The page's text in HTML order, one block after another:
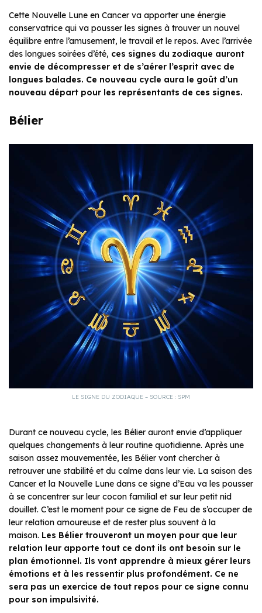
Cette Nouvelle Lune en Cancer va apporter une énergie
conservatrice qui va pousser les signes à trouver un nouvel
équilibre entre l’amusement, le travail et le repos. Avec l’arrivée
des longues soirées d’été, ces signes du zodiaque auront
envie de décompresser et de s’aérer l’esprit avec de
longues balades. Ce nouveau cycle aura le goût d’un
nouveau départ pour les représentants de ces signes.
Bélier
LE SIGNE DU ZODIAQUE – SOURCE : SPM
Durant ce nouveau cycle, les Bélier auront envie d’appliquer
quelques changements à leur routine quotidienne. Après une
saison assez mouvementée, les Bélier vont chercher à
retrouver une stabilité et du calme dans leur vie. La saison des
Cancer et la Nouvelle Lune dans ce signe d’Eau va les pousser
à se concentrer sur leur cocon familial et sur leur petit nid
douillet. C’est le moment pour ce signe de Feu de s’occuper de
leur relation amoureuse et de rester plus souvent à la
maison. Les Bélier trouveront un moyen pour que leur
relation leur apporte tout ce dont ils ont besoin sur le
plan émotionnel. Ils vont apprendre à mieux gérer leurs
émotions et à les ressentir plus profondément. Ce ne
sera pas un exercice de tout repos pour ce signe connu
pour son impulsivité.